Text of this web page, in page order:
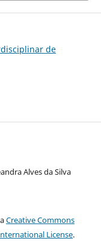
de
Alves da Silva
Creative Commons
License.